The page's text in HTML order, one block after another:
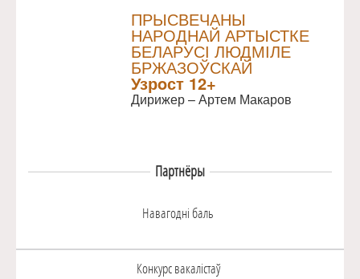
ПРЫСВЕЧАНЫ
НАРОДНАЙ АРТЫСТКЕ
БЕЛАРУСІ ЛЮДМІЛЕ
БРЖАЗОЎСКАЙ
Узрoст 12+
Дирижер – Артем Макаров
Партнёры
Навагоднi баль
Конкурс вакалiстаў